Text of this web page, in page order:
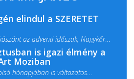
elindul a SZERETET
az adventi időszak, Nagykőrös
ünnepi fénnyel és közös...
is igazi élmény a
Moziban
hónapjában is változatos